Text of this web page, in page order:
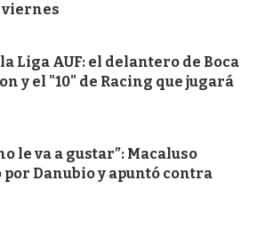
Liga AUF: el delantero de Boca
y el "10" de Racing que jugará
le va a gustar”: Macaluso
por Danubio y apuntó contra